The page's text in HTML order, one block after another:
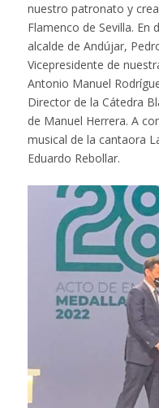
nuestro patronato y
Flamenco de Sevilla. En
alcalde de Andújar,
Vicepresidente de
Antonio Manuel
Director de la Cátedra
de Manuel Herrera. A
musical de la cantaora
Eduardo Rebollar.